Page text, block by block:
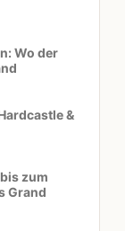
Wo der
&
zum
Grand